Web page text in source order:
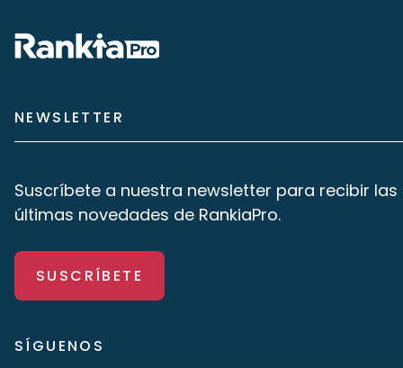
NEWSLETTER
Suscríbete a nuestra newsletter para recibir las
últimas novedades de RankiaPro.
SUSCRÍBETE
SÍGUENOS